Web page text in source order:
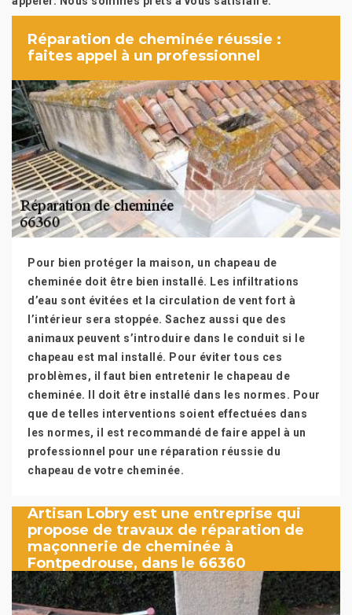
Réparation de cheminée réussie :
faites appel à un professionnel
Pour bien protéger la maison, un chapeau de
cheminée doit être bien installé. Les infiltrations
d’eau sont évitées et la circulation de vent fort à
l’intérieur sera stoppée. Sachez aussi que des
animaux peuvent s’introduire dans le conduit si le
chapeau est mal installé. Pour éviter tous ces
problèmes, il faut bien entretenir le chapeau de
cheminée. Il doit être installé dans les normes. Pour
que de telles interventions soient effectuées dans
les normes, il est recommandé de faire appel à un
professionnel pour une réparation réussie du
chapeau de votre cheminée.
Artisan Lobry est une entreprise qui
propose de travaux de réparation de
maçonnerie de cheminée à
Fontpedrouse, dans le 66360